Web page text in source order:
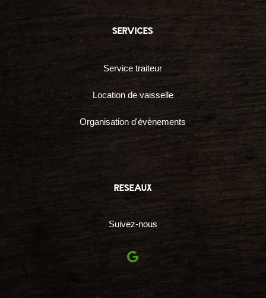
services
Service traiteur
Location de vaisselle
Organisation d'évènements
reseaux
Suivez-nous